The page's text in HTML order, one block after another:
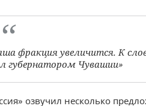
фракция увеличится. К
губернатором Чувашии»
озвучил несколько